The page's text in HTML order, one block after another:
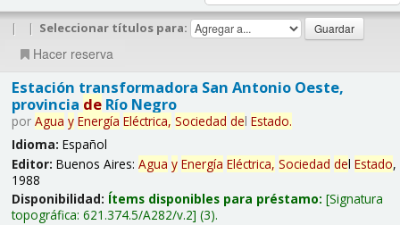
| | Seleccionar títulos para:
Hacer reserva
Estación transformadora San Antonio Oeste,
provincia deRío Negro
por Agua y Energía Eléctrica, Sociedad del Estado.
Idioma: Español
Editor: Buenos Aires: Agua y Energía Eléctrica, Sociedad del Estado,
1988
Disponibilidad: Ítems disponibles para préstamo: Signatura
topográfica: 621.374.5/A282/v.2 (3).